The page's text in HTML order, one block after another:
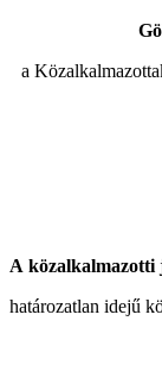
a
A közalkalmazotti
határozatlan idejű